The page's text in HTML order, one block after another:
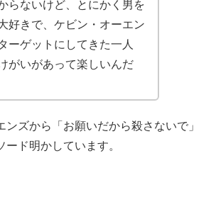
らないけど、とにかく男を
好きで、ケビン・オーエン
ーゲットにしてきた一人
がいがあって楽しいんだ
ンズから「お願いだから殺さないで」
ード明かしています。